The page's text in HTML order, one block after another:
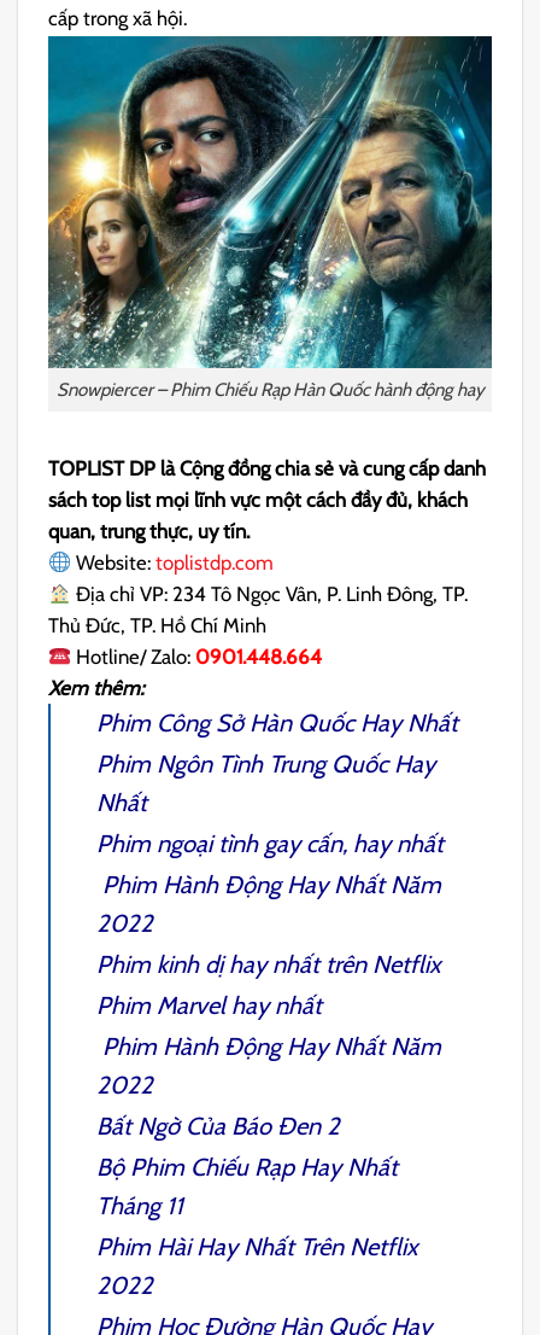
cấp trong xã hội.
Snowpiercer – Phim Chiếu Rạp Hàn Quốc hành động hay
TOPLIST DP là Cộng đồng chia sẻ và cung cấp danh
sách top list mọi lĩnh vực một cách đầy đủ, khách
quan, trung thực, uy tín.
Website: toplistdp.com
Địa chỉ VP: 234 Tô Ngọc Vân, P. Linh Đông, TP.
Thủ Đức, TP. Hồ Chí Minh
Hotline/ Zalo: 0901.448.664
Xem thêm:
Phim Công Sở Hàn Quốc Hay Nhất
Phim Ngôn Tình Trung Quốc Hay
Nhất
Phim ngoại tình gay cấn, hay nhất
Phim Hành Động Hay NhấtNăm
2022
Phim kinh dị hay nhất trên Netflix
Phim Marvel hay nhất
Phim Hành Động Hay NhấtNăm
2022
Bất Ngờ Của Báo Đen 2
Bộ Phim Chiếu Rạp Hay Nhất
Tháng 11
Phim Hài Hay Nhất Trên Netflix
2022
Phim Học Đường Hàn Quốc Hay